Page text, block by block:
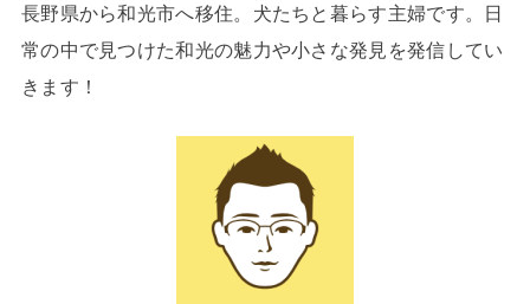
長野県から和光市へ移住。犬たちと暮らす主婦です。日
常の中で見つけた和光の魅力や小さな発見を発信してい
きます！